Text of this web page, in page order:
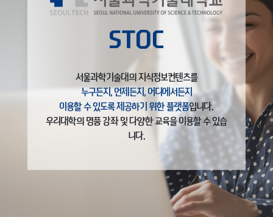
STOC
서울과학기술대의 지식정보컨텐츠를
누구든지, 언제든지, 어디에서든지
이용할 수 있도록 제공하기 위한 플랫폼입니다.
우리대학의 명품 강좌 및 다양한 교육을 이용할 수 있습
니다.